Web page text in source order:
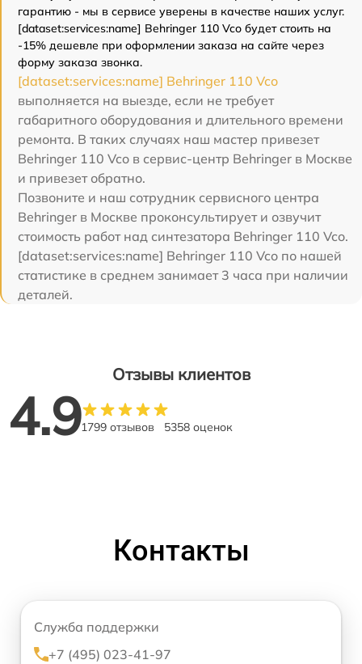
гарантию - мы в сервисе уверены в качестве наших услуг.
[dataset:services:name] Behringer 110 Vco будет стоить на
-15% дешевле при оформлении заказа на сайте через
форму заказа звонка.
[dataset:services:name] Behringer 110 Vco
выполняется на выезде, если не требует
габаритного оборудования и длительного времени
ремонта. В таких случаях наш мастер привезет
Behringer 110 Vco в сервис-центр Behringer в Москве
и привезет обратно.
Позвоните и наш сотрудник сервисного центра
Behringer в Москве проконсультирует и озвучит
стоимость работ над синтезатора Behringer 110 Vco.
[dataset:services:name] Behringer 110 Vco по нашей
статистике в среднем занимает 3 часа при наличии
деталей.
Отзывы клиентов
4.91799 отзывов 5358 оценок
Контакты
Служба поддержки
+7 (495) 023-41-97